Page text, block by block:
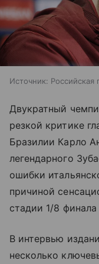
Источник: Российская
Двукратный
резкой критике
Бразилии Карло
легендарного
ошибки
причиной
стадии 1/8
В интервью
несколько